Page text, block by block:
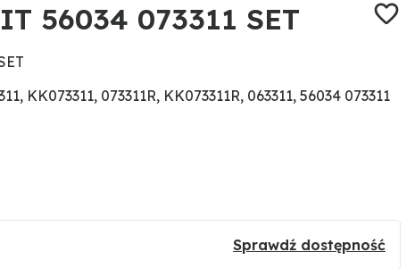
56034 073311 SET
KK073311, 073311R, KK073311R, 063311, 56034 073311
Sprawdź dostępność